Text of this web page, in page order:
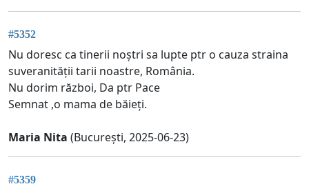
#5352
Nu doresc ca tinerii noștri sa lupte ptr o cauza straina
suveranității tarii noastre, România.
Nu dorim război, Da ptr Pace
Semnat ,o mama de băieți.
Maria Nita (București, 2025-06-23)
#5359